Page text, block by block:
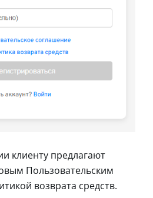
клиенту предлагают
Пользовательским
возврата средств.